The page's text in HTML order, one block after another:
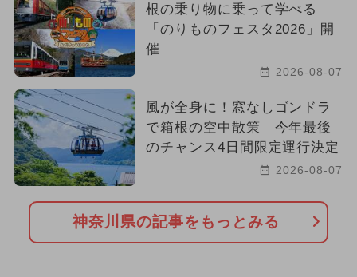
根の乗り物に乗って学べる
「のりものフェスタ2026」開
催
2026-08-07
風が全身に！窓なしゴンドラ
で箱根の空中散策 今年最後
のチャンス4日間限定運行決定
2026-08-07
神奈川県の記事をもっとみる